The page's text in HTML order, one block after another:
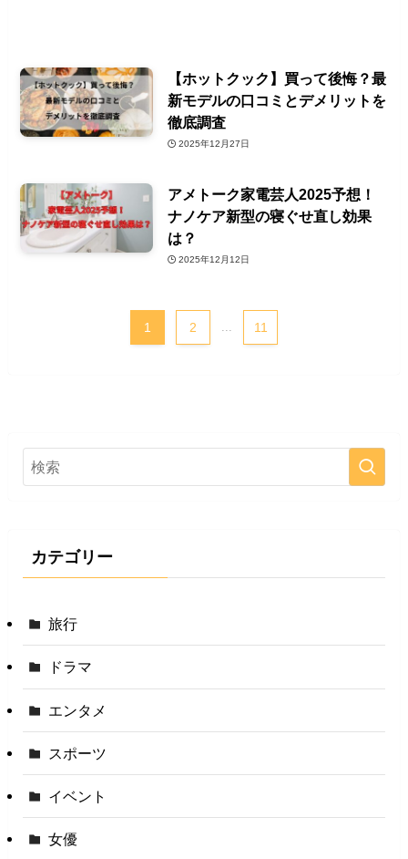
【ホットクック】買って後悔？最
新モデルの口コミとデメリットを
徹底調査
2025年12月27日
アメトーク家電芸人2025予想！
ナノケア新型の寝ぐせ直し効果
は？
2025年12月12日
1 2 ... 11
カテゴリー
旅行
ドラマ
エンタメ
スポーツ
イベント
女優